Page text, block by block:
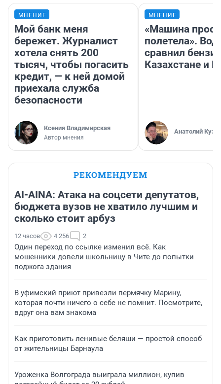
МНЕНИЕ
Мой банк меня
бережет. Журналист
хотела снять 200
тысяч, чтобы погасить
кредит, — к ней домой
приехала служба
безопасности
Ксения Владимирская
Автор мнения
МНЕНИЕ
«Машина
полетела».
сравнил
Казахстане и
Анатолий
РЕКОМЕНДУЕМ
AI-AINA: Атака на соцсети депутатов,
бюджета вузов не хватило лучшим и
сколько стоит арбуз
12 часов 4 256 2
Один переход по ссылке изменил всё. Как
мошенники довели школьницу в Чите до попытки
поджога здания
В уфимский приют привезли пермячку Марину,
которая почти ничего о себе не помнит. Посмотрите,
вдруг она вам знакома
Как приготовить ленивые беляши — простой способ
от жительницы Барнаула
Уроженка Волгограда выиграла миллион, купив